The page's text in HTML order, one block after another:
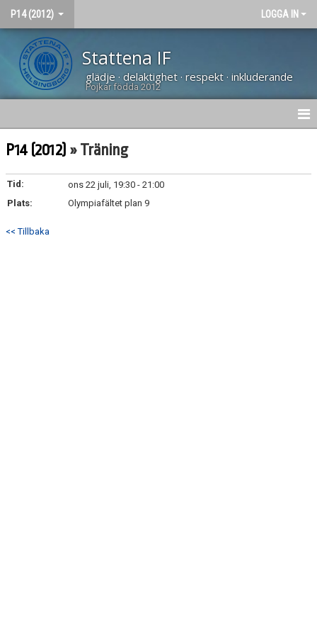
P14 (2012) LOGGA IN
Stattena IF
glädje · delaktighet · respekt · inkluderande
Pojkar födda 2012
HEM
NYHETER
KALENDER
KONTAKT
P14 (2012) » Träning
Tid:
ons 22 juli, 19:30 - 21:00
Plats:
Olympiafältet plan 9
<< Tillbaka